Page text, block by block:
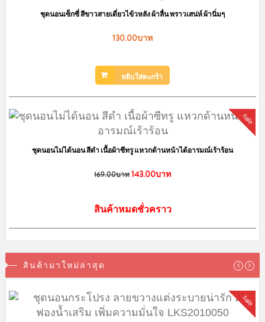
ชุดนอนเซ็กซี่ สีขาวสายเดี่ยวไข้วหลัง ผ้าลื่น พราวเสน่ห์ ผ้านิ่มๆ
130.00บาท
หยิบใส่ตะกร้า
sale
ชุดนอนไม่ได้นอน สีดำ เนื้อผ้าซีทรู แหวกด้านหน้าได้อารมณ์เร้าร้อน
169.00บาท143.00บาท
สินค้าหมดชั่วคราว
สินค้ามาใหม่ล่าสุด
sale